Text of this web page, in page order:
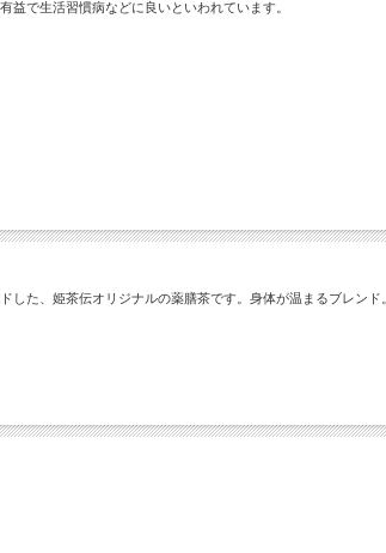
益で生活習慣病などに良いといわれています。
た、姫茶伝オリジナルの薬膳茶です。身体が温まるブレンド。